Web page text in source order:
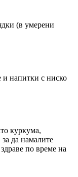
(в умерени
и напитки с ниско
куркума,
да намалите
по време на